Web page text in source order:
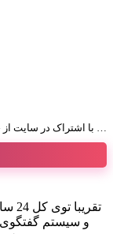
با اشتراک در سایت از خدمات متنوع ما بهره مند شوید …
و سیستم گفتگوی